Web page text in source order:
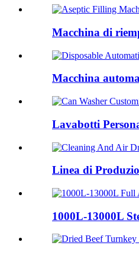
Macchina di
Macchina
Lavabotti
Linea di
1000L-13000L